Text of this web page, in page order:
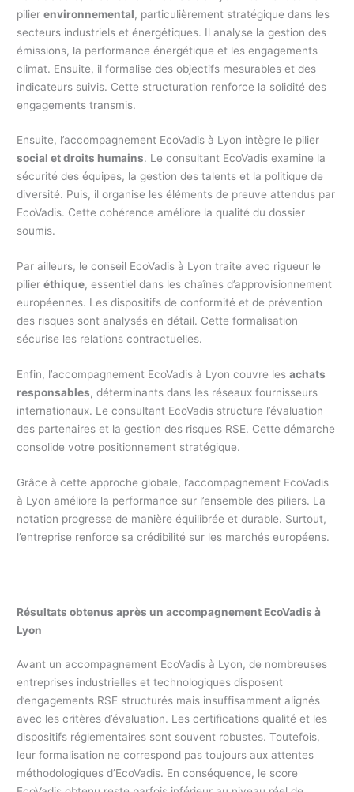
pilierenvironnemental, particulièrement stratégique dans les
secteurs industriels et énergétiques. Il analyse la gestion des
émissions, la performance énergétique et les engagements
climat. Ensuite, il formalise des objectifs mesurables et des
indicateurs suivis. Cette structuration renforce la solidité des
engagements transmis.
Ensuite, l’accompagnement EcoVadis à Lyon intègre le pilier
social et droits humains. Le consultant EcoVadis examine la
sécurité des équipes, la gestion des talents et la politique de
diversité. Puis, il organise les éléments de preuve attendus par
EcoVadis. Cette cohérence améliore la qualité du dossier
soumis.
Par ailleurs, le conseil EcoVadis à Lyon traite avec rigueur le
pilieréthique, essentiel dans les chaînes d’approvisionnement
européennes. Les dispositifs de conformité et de prévention
des risques sont analysés en détail. Cette formalisation
sécurise les relations contractuelles.
Enfin, l’accompagnement EcoVadis à Lyon couvre lesachats
responsables, déterminants dans les réseaux fournisseurs
internationaux. Le consultant EcoVadis structure l’évaluation
des partenaires et la gestion des risques RSE. Cette démarche
consolide votre positionnement stratégique.
Grâce à cette approche globale, l’accompagnement EcoVadis
à Lyon améliore la performance sur l’ensemble des piliers. La
notation progresse de manière équilibrée et durable. Surtout,
l’entreprise renforce sa crédibilité sur les marchés européens.
Résultats obtenus après un accompagnement EcoVadis à
Lyon
Avant un accompagnement EcoVadis à Lyon, de nombreuses
entreprises industrielles et technologiques disposent
d’engagements RSE structurés mais insuffisamment alignés
avec les critères d’évaluation. Les certifications qualité et les
dispositifs réglementaires sont souvent robustes. Toutefois,
leur formalisation ne correspond pas toujours aux attentes
méthodologiques d’EcoVadis. En conséquence, le score